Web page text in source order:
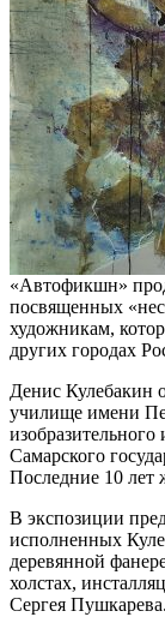
«Автофикшн»
посвященных
художникам,
других городах
Денис Кулебакин
училище имени
Самарского
Последние 10 лет
В экспозиции
исполненных
деревянной
холстах,
Сергея Пушкарева.